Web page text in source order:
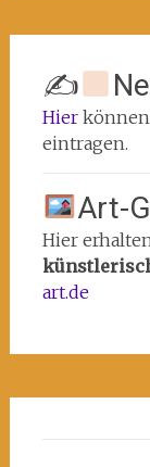
✍
Hierkönnen
eintragen.
Art-
Hier
art.de